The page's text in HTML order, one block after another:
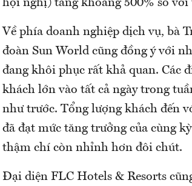
hội nghị) tăng khoảng 500% so
Về phía doanh nghiệp dịch vụ, bà
đoàn Sun World cũng đồng ý với
đang khôi phục rất khả quan. Các
khách lớn vào tất cả ngày trong
như trước. Tổng lượng khách đến
đã đạt mức tăng trưởng của cùng
thậm chí còn nhỉnh hơn đôi chút.
Đại diện FLC Hotels & Resorts